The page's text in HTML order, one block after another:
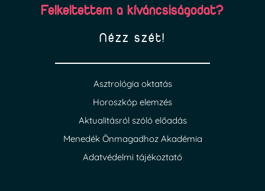
Felkeltettem a kíváncsiságodat?
Nézz szét!
Asztrológia oktatás
Horoszkóp elemzés
Aktualitásról szóló előadás
Menedék Önmagadhoz Akadémia
Adatvédelmi tájékoztató